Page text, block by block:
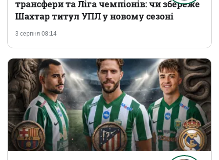
3 серпня 08:14
трансфери та Ліга чемпіонів: чи збереже
Шахтар титул УПЛ у новому сезоні